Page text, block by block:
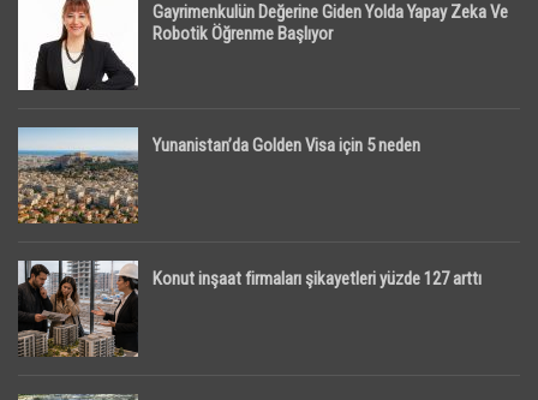
Gayrimenkulün Değerine Giden Yolda Yapay Zeka Ve
Robotik Öğrenme Başlıyor
Yunanistan’da Golden Visa için 5 neden
Konut inşaat firmaları şikayetleri yüzde 127 arttı